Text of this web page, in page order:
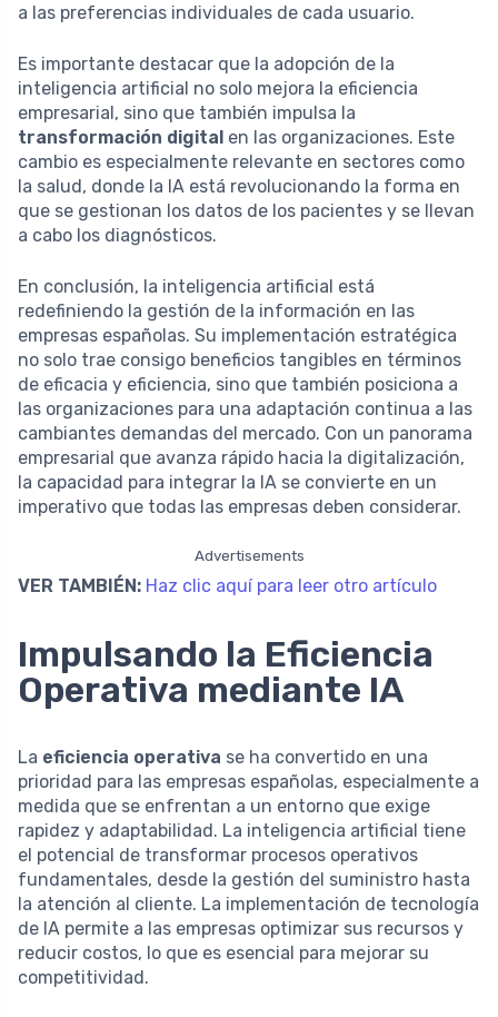
a las preferencias individuales de cada usuario.
Es importante destacar que la adopción de la
inteligencia artificial no solo mejora la eficiencia
empresarial, sino que también impulsa la
transformación digital en las organizaciones. Este
cambio es especialmente relevante en sectores como
la salud, donde la IA está revolucionando la forma en
que se gestionan los datos de los pacientes y se llevan
a cabo los diagnósticos.
En conclusión, la inteligencia artificial está
redefiniendo la gestión de la información en las
empresas españolas. Su implementación estratégica
no solo trae consigo beneficios tangibles en términos
de eficacia y eficiencia, sino que también posiciona a
las organizaciones para una adaptación continua a las
cambiantes demandas del mercado. Con un panorama
empresarial que avanza rápido hacia la digitalización,
la capacidad para integrar la IA se convierte en un
imperativo que todas las empresas deben considerar.
Advertisements
VER TAMBIÉN: Haz clic aquí para leer otro artículo
Impulsando la Eficiencia
Operativa mediante IA
La eficiencia operativa se ha convertido en una
prioridad para las empresas españolas, especialmente a
medida que se enfrentan a un entorno que exige
rapidez y adaptabilidad. La inteligencia artificial tiene
el potencial de transformar procesos operativos
fundamentales, desde la gestión del suministro hasta
la atención al cliente. La implementación de tecnología
de IA permite a las empresas optimizar sus recursos y
reducir costos, lo que es esencial para mejorar su
competitividad.